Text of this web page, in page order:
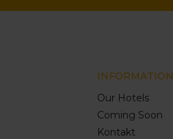
INFORMATION
Our Hotels
Coming Soon
Kontakt